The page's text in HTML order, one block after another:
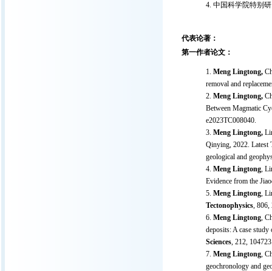
中国科学院特别
代表论著：
第一作者论文：
Meng Lingtong,
removal and
Meng Lingtong,
Between Magmatic
e2023TC008040.
Meng Lingtong,
Qinying, 2022. Latest
geological and
Meng Lingtong,
Evidence from the
Meng Lingtong,
Tectonophysics, 806,
Meng Lingtong,
deposits: A case
Sciences, 212,
Meng Lingtong,
geochronology and